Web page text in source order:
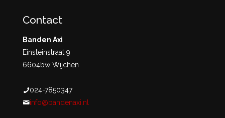
Contact
Banden Axi
Einsteinstraat 9
6604bw Wijchen
024-7850347
info@bandenaxi.nl